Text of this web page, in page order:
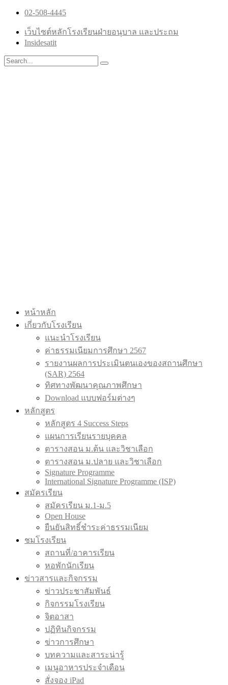
02-508-4445
เว็บไซต์หลักโรงเรียนฝ่ายอนุบาล และประถม
Insidesatit
หน้าหลัก
เกี่ยวกับโรงเรียน
แนะนำโรงเรียน
ค่าธรรมเนียมการศึกษา 2567
รายงานผลการประเมินตนเองของสถานศึกษา
(SAR) 2564
ทิศทางพัฒนาคุณภาพศึกษา
Download แบบฟอร์มต่างๆ
หลักสูตร
หลักสูตร 4 Success Steps
แผนการเรียนรายบุคคล
ตารางสอน ม.ต้น และวิชาเลือก
ตารางสอน ม.ปลาย และวิชาเลือก
Signature Programme
International Signature Programme (ISP)
สมัครเรียน
สมัครเรียน ม.1-ม.5
Open House
ยืนยันสิทธิ์ชำระค่าธรรมเนียม
ชมโรงเรียน
สถานที่/อาคารเรียน
หอพักนักเรียน
ข่าวสารและกิจกรรม
ข่าวประชาสัมพันธ์
กิจกรรมโรงเรียน
จิตอาสา
ปฏิทินกิจกรรม
ข่าวการศึกษา
บทความและสาระน่ารู้
เมนูอาหารประจำเดือน
สั่งจอง iPad